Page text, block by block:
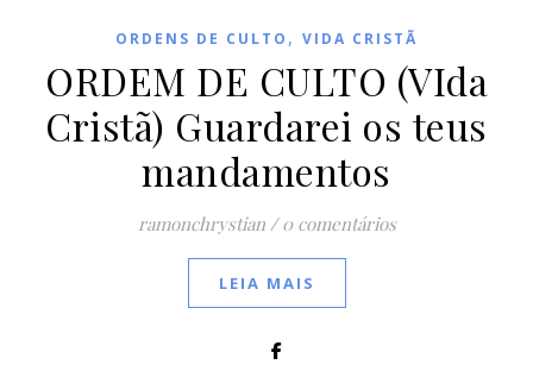
ORDENS DE CULTO , VIDA CRISTÃ
ORDEM DE CULTO (VIda
Cristã) Guardarei os teus
mandamentos
ramonchrystian / 0 comentários
LEIA MAIS